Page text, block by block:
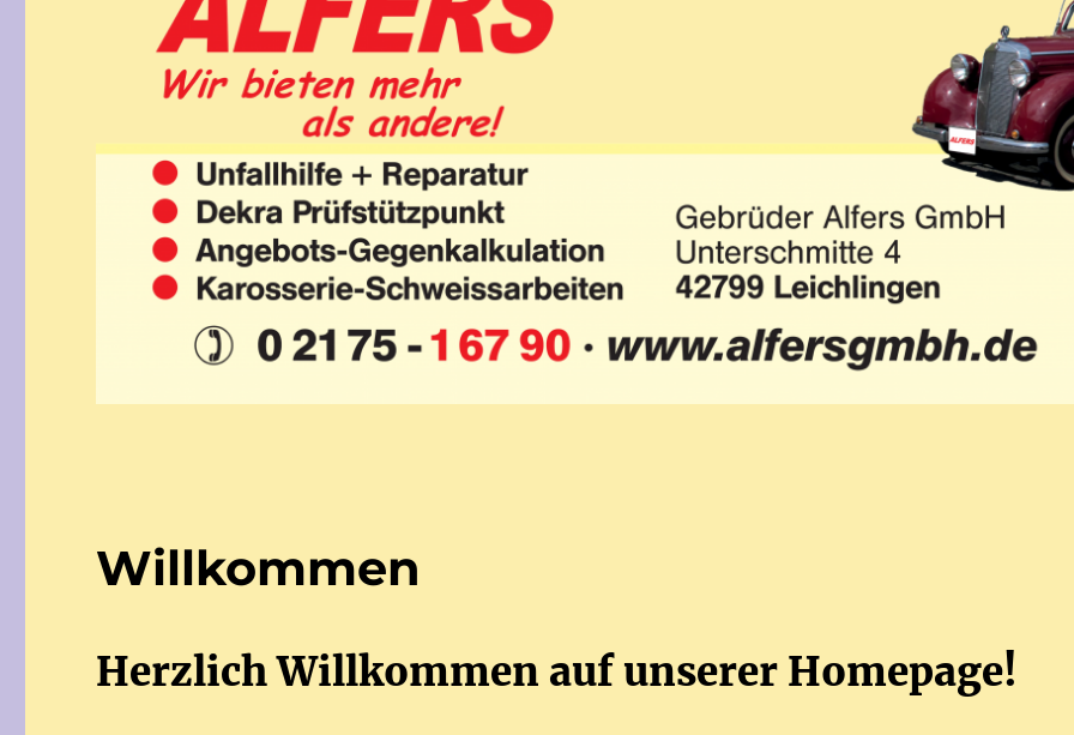
Willkommen
Herzlich Willkommen auf unserer Homepage!